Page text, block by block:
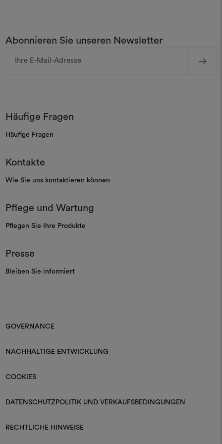
Abonnieren Sie unseren Newsletter
Mail-
Häufige Fragen
Häufige Fragen
Kontakte
Wie Sie uns kontaktieren können
Pflege und Wartung
Pflegen Sie Ihre Produkte
Presse
Bleiben Sie informiert
GOVERNANCE
NACHHALTIGE ENTWICKLUNG
COOKIES
DATENSCHUTZPOLITIK UND VERKAUFSBEDINGUNGEN
RECHTLICHE HINWEISE